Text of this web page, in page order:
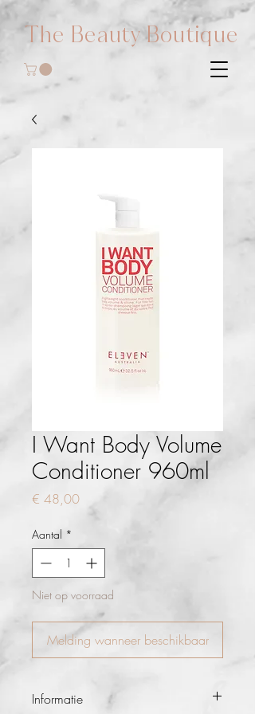
The Beauty Boutique
I Want Body Volume
Conditioner 960ml
€ 48,00Prijs
Aantal *
Niet op voorraad
Melding wanneer beschikbaar
Informatie